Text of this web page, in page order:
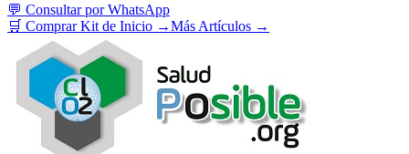
💬 Consultar por WhatsApp
🛒 Comprar Kit de Inicio →Más Artículos →